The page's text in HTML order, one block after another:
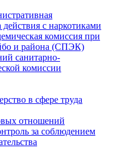
действия с наркотиками
комиссия при
и района (СПЭК)
санитарно-
комиссии
в сфере труда
отношений
за соблюдением